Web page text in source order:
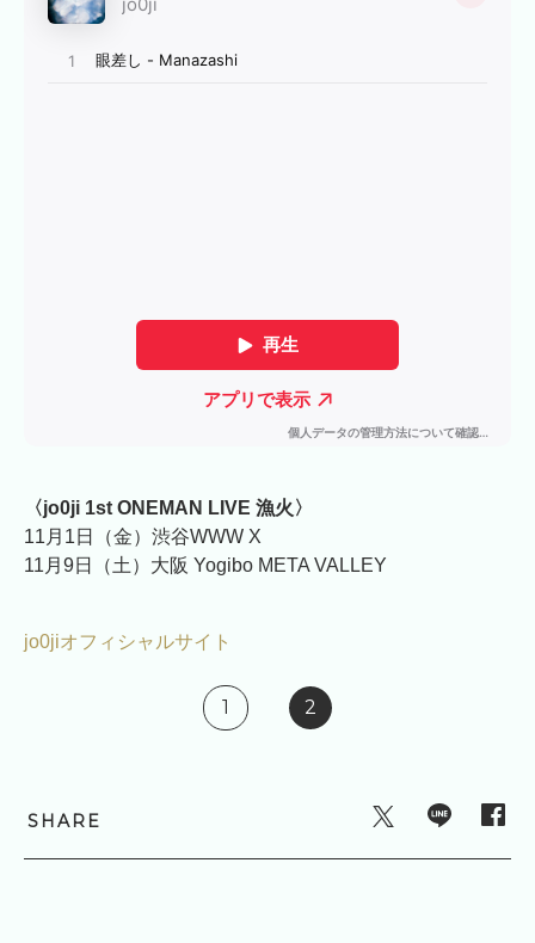
〈jo0ji 1st ONEMAN LIVE 漁火〉
11月1日（金）渋谷WWW X
11月9日（土）大阪 Yogibo META VALLEY
jo0jiオフィシャルサイト
1 2
SHARE